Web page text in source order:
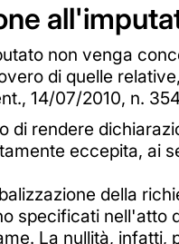
non venga
di quelle
14/07/2010, n.
di rendere
eccepita, ai
della
specificati nell'atto
La nullità, infatti,